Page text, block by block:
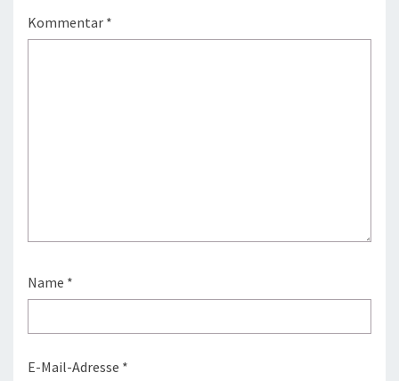
Kommentar *
Name *
E-Mail-Adresse *